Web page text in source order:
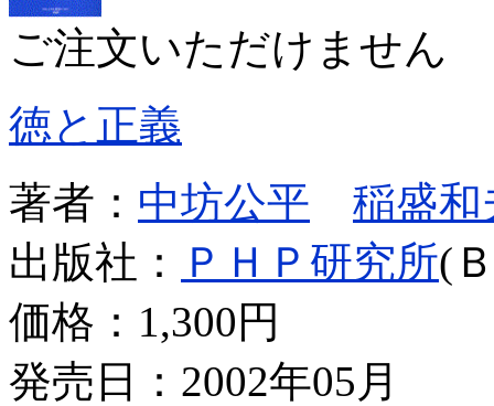
ご注文いただけません
徳と正義
著者： 中坊公平
稲盛和
出版社：
ＰＨＰ研究所(
価格： 1,300円
発売日：2002年05月